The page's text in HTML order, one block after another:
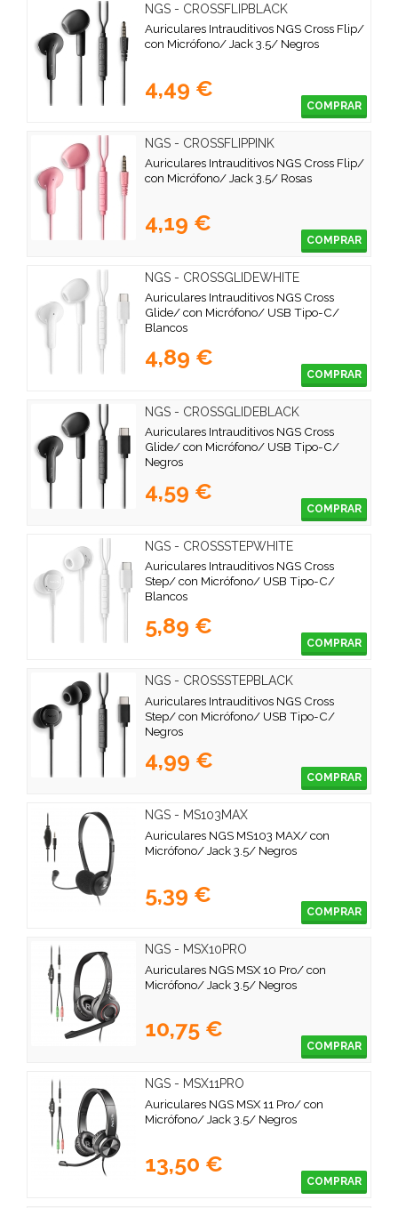
NGS - CROSSFLIPBLACK
Auriculares Intrauditivos NGS Cross Flip/
con Micrófono/ Jack 3.5/ Negros
4,49 €
COMPRAR
NGS - CROSSFLIPPINK
Auriculares Intrauditivos NGS Cross Flip/
con Micrófono/ Jack 3.5/ Rosas
4,19 €
COMPRAR
NGS - CROSSGLIDEWHITE
Auriculares Intrauditivos NGS Cross
Glide/ con Micrófono/ USB Tipo-C/
Blancos
4,89 €
COMPRAR
NGS - CROSSGLIDEBLACK
Auriculares Intrauditivos NGS Cross
Glide/ con Micrófono/ USB Tipo-C/
Negros
4,59 €
COMPRAR
NGS - CROSSSTEPWHITE
Auriculares Intrauditivos NGS Cross
Step/ con Micrófono/ USB Tipo-C/
Blancos
5,89 €
COMPRAR
NGS - CROSSSTEPBLACK
Auriculares Intrauditivos NGS Cross
Step/ con Micrófono/ USB Tipo-C/
Negros
4,99 €
COMPRAR
NGS - MS103MAX
Auriculares NGS MS103 MAX/ con
Micrófono/ Jack 3.5/ Negros
5,39 €
COMPRAR
NGS - MSX10PRO
Auriculares NGS MSX 10 Pro/ con
Micrófono/ Jack 3.5/ Negros
10,75 €
COMPRAR
NGS - MSX11PRO
Auriculares NGS MSX 11 Pro/ con
Micrófono/ Jack 3.5/ Negros
13,50 €
COMPRAR